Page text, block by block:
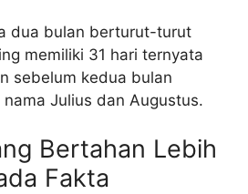
dua bulan berturut-turut
memiliki 31 hari ternyata
sebelum kedua bulan
Julius dan Augustus.
Bertahan Lebih
Fakta